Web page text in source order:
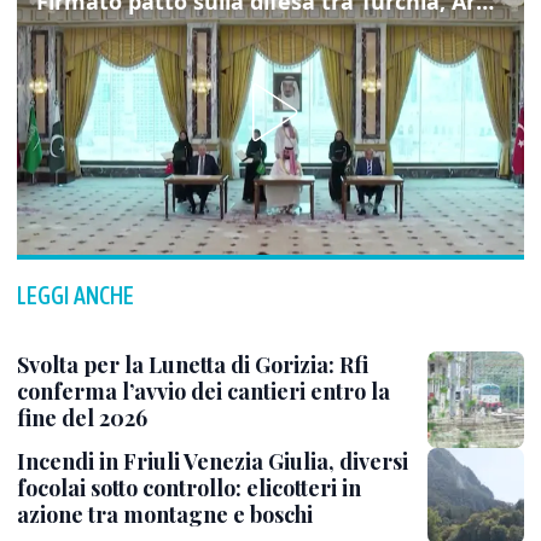
LEGGI ANCHE
Svolta per la Lunetta di Gorizia: Rfi
conferma l’avvio dei cantieri entro la
fine del 2026
Incendi in Friuli Venezia Giulia, diversi
focolai sotto controllo: elicotteri in
azione tra montagne e boschi